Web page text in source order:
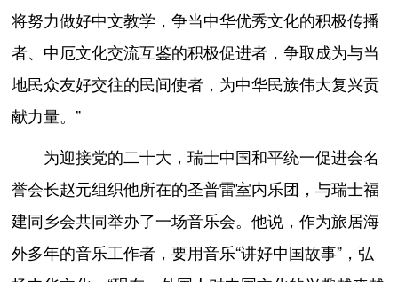
将努力做好中文教学，争当中华优秀文化的积极传播
者、中厄文化交流互鉴的积极促进者，争取成为与当
地民众友好交往的民间使者，为中华民族伟大复兴贡
献力量。”
为迎接党的二十大，瑞士中国和平统一促进会名
誉会长赵元组织他所在的圣普雷室内乐团，与瑞士福
建同乡会共同举办了一场音乐会。他说，作为旅居海
外多年的音乐工作者，要用音乐“讲好中国故事”，弘